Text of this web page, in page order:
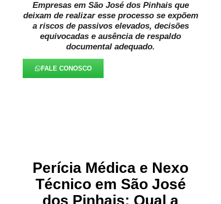
Empresas em São José dos Pinhais que
deixam de realizar esse processo se expõem
a riscos de passivos elevados, decisões
equivocadas e ausência de respaldo
documental adequado.
FALE CONOSCO
Perícia Médica e Nexo
Técnico em São José
dos Pinhais: Qual a